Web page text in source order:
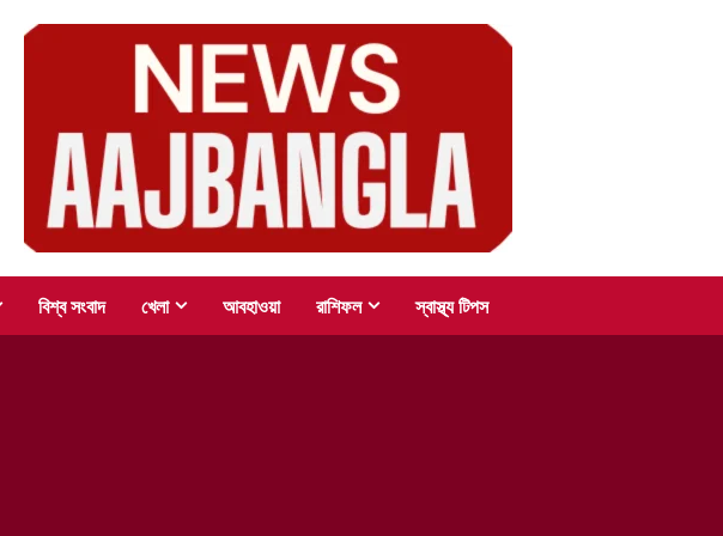
বিশ্ব সংবাদ খেলা আবহাওয়া রাশিফল স্বাস্থ্য টিপস